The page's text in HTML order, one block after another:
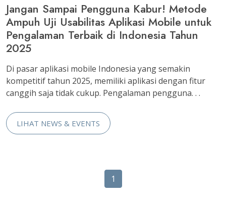
Jangan Sampai Pengguna Kabur! Metode
Ampuh Uji Usabilitas Aplikasi Mobile untuk
Pengalaman Terbaik di Indonesia Tahun
2025
Di pasar aplikasi mobile Indonesia yang semakin
kompetitif tahun 2025, memiliki aplikasi dengan fitur
canggih saja tidak cukup. Pengalaman pengguna. . .
LIHAT NEWS & EVENTS
1